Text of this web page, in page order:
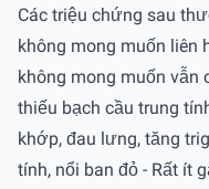
Các triệu chứng sau
không mong muốn liên
không mong muốn vẫn
thiếu bạch cầu trung
khớp, đau lưng, tăng
tính, nổi ban đỏ - Rất ít